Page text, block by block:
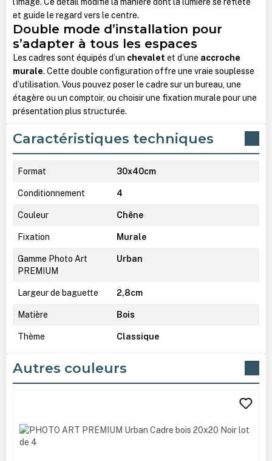
et guide le regard vers le centre.
Double mode d’installation pour
s’adapter à tous les espaces
Les cadres sont équipés d’un chevalet et d’une accroche
murale. Cette double configuration offre une vraie souplesse
d’utilisation. Vous pouvez poser le cadre sur un bureau, une
étagère ou un comptoir, ou choisir une fixation murale pour une
présentation plus structurée.
Caractéristiques techniques
Format 30x40cm
Conditionnement 4
Couleur Chêne
Fixation Murale
Gamme Photo Art
PREMIUM
Urban
Largeur de baguette 2,8cm
Matière Bois
Thème Classique
Autres couleurs